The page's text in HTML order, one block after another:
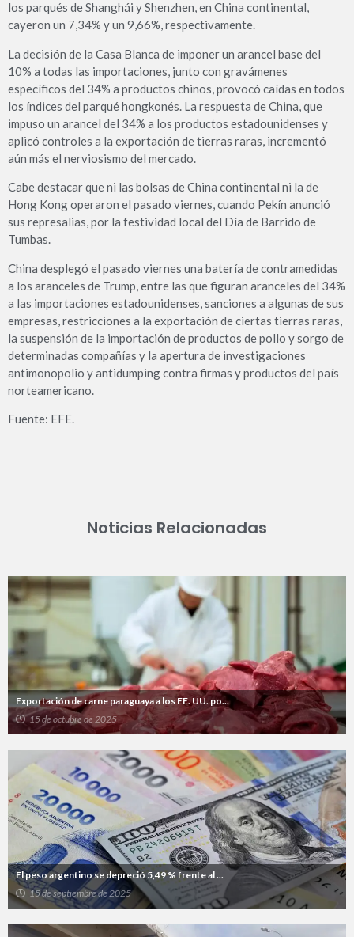
los parqués de Shanghái y Shenzhen, en China continental,
cayeron un 7,34% y un 9,66%, respectivamente.
La decisión de la Casa Blanca de imponer un arancel base del
10% a todas las importaciones, junto con gravámenes
específicos del 34% a productos chinos, provocó caídas en todos
los índices del parqué hongkonés. La respuesta de China, que
impuso un arancel del 34% a los productos estadounidenses y
aplicó controles a la exportación de tierras raras, incrementó
aún más el nerviosismo del mercado.
Cabe destacar que ni las bolsas de China continental ni la de
Hong Kong operaron el pasado viernes, cuando Pekín anunció
sus represalias, por la festividad local del Día de Barrido de
Tumbas.
China desplegó el pasado viernes una batería de contramedidas
a los aranceles de Trump, entre las que figuran aranceles del 34%
a las importaciones estadounidenses, sanciones a algunas de sus
empresas, restricciones a la exportación de ciertas tierras raras,
la suspensión de la importación de productos de pollo y sorgo de
determinadas compañías y la apertura de investigaciones
antimonopolio y antidumping contra firmas y productos del país
norteamericano.
Fuente: EFE.
Noticias Relacionadas
Exportación de carne paraguaya a los EE. UU. po...
15 de octubre de 2025
El peso argentino se depreció 5,49 % frente al ...
15 de septiembre de 2025